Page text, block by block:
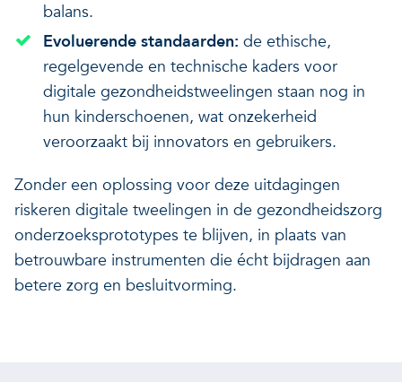
balans.
Evoluerende standaarden: de ethische,
regelgevende en technische kaders voor
digitale gezondheidstweelingen staan nog in
hun kinderschoenen, wat onzekerheid
veroorzaakt bij innovators en gebruikers.
Zonder een oplossing voor deze uitdagingen
riskeren digitale tweelingen in de gezondheidszorg
onderzoeksprototypes te blijven, in plaats van
betrouwbare instrumenten die écht bijdragen aan
betere zorg en besluitvorming.